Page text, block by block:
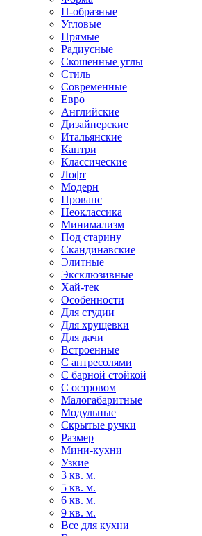
П-образные
Угловые
Прямые
Радиусные
Скошенные углы
Стиль
Современные
Евро
Английские
Дизайнерские
Итальянские
Кантри
Классические
Лофт
Модерн
Прованс
Неоклассика
Минимализм
Под старину
Скандинавские
Элитные
Эксклюзивные
Хай-тек
Особенности
Для студии
Для хрущевки
Для дачи
Встроенные
С антресолями
С барной стойкой
С островом
Малогабаритные
Модульные
Скрытые ручки
Размер
Мини-кухни
Узкие
3 кв. м.
5 кв. м.
6 кв. м.
9 кв. м.
Все для кухни